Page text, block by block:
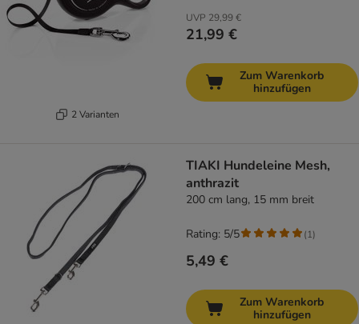
2 Varianten
UVP 29,99 €
21,99 €
Zum Warenkorb
hinzufügen
TIAKI Hundeleine Mesh,
anthrazit
200 cm lang, 15 mm breit
5,49 €
Rating: 5/5 (1)
Zum Warenkorb
hinzufügen